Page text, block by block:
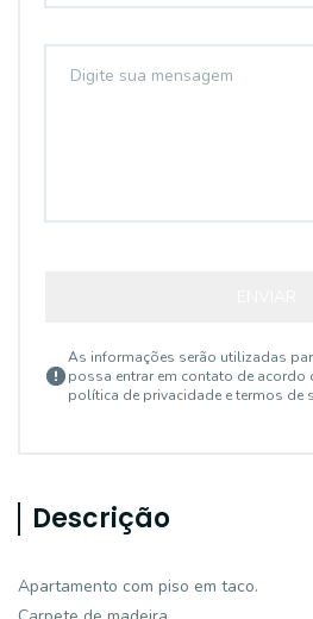
As informações serão utilizadas
possa entrar em contato de acordo
política de privacidade e termos de
Descrição
Apartamento com piso em taco.